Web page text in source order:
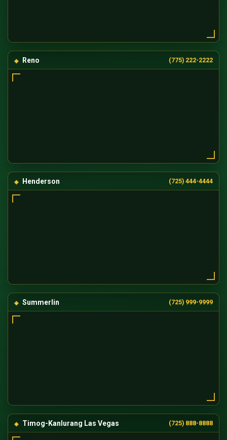
Reno (775) 222-2222
Henderson (725) 444-4444
Summerlin (725) 999-9999
Timog-Kanlurang Las Vegas (725) 888-8888